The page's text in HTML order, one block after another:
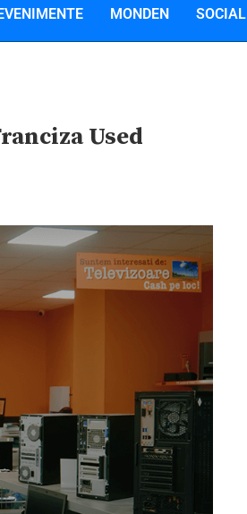
MONDEN SOCIAL
Used